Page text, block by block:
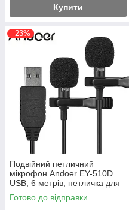
Купити
–23%
Подвійний петличний
мікрофон Andoer EY-510D
USB, 6 метрів, петличка для
ноутбука, компютера, ПК
Готово до відправки